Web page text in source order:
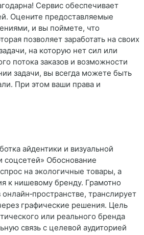
Сервис обеспечивает
Оцените предоставляемые
и вы поймете, что
позволяет заработать на своих
на которую нет сил или
потока заказов и возможности
задачи, вы всегда можете быть
При этом ваши права и
айдентики и визуальной
соцсетей» Обоснование
на экологичные товары, а
к нишевому бренду. Грамотно
транслирует
графические решения. Цель
или реального бренда
связь с целевой аудиторией